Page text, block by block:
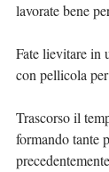
lavorate bene
Fate lievitare in
con pellicola
Trascorso il
formando tante